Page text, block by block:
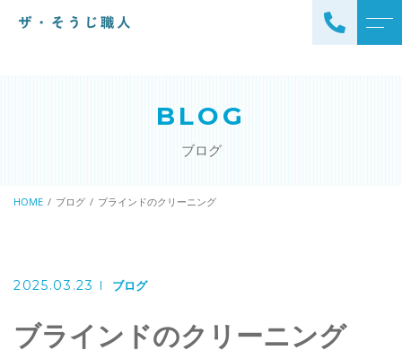
ザ・そうじ職人について
エアコンクリーニング
ハウスクリーニング
浴室クリーニング
よくある質問
洗濯機クリーニング
BLOG
ブログ
HOME ブログ ブラインドのクリーニング
2025.03.23 ブログ
ブラインドのクリーニング